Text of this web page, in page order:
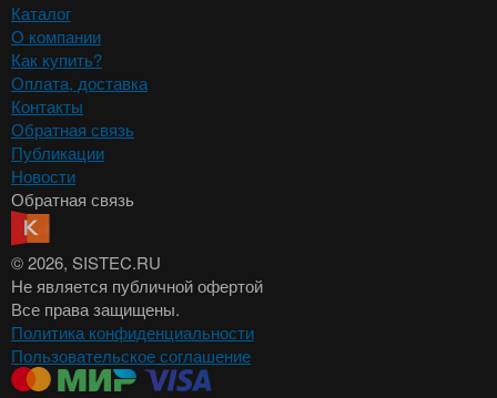
Каталог
О компании
Как купить?
Оплата, доставка
Контакты
Обратная связь
Публикации
Новости
Обратная связь
© 2026, SISTEC.RU
Не является публичной офертой
Все права защищены.
Политика конфиденциальности
Пользовательское соглашение